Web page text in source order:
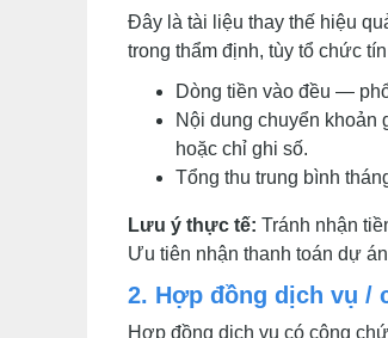
Đây là tài liệu thay thế hiệu
trong thẩm định, tùy tổ chức
Dòng tiền vào đều —
Nội dung chuyển khoản
hoặc chỉ ghi số.
Tổng thu trung bình
Lưu ý thực tế: Tránh nhận
Ưu tiên nhận thanh toán dự
2. Hợp đồng dịch vụ /
Hợp đồng dịch vụ có công